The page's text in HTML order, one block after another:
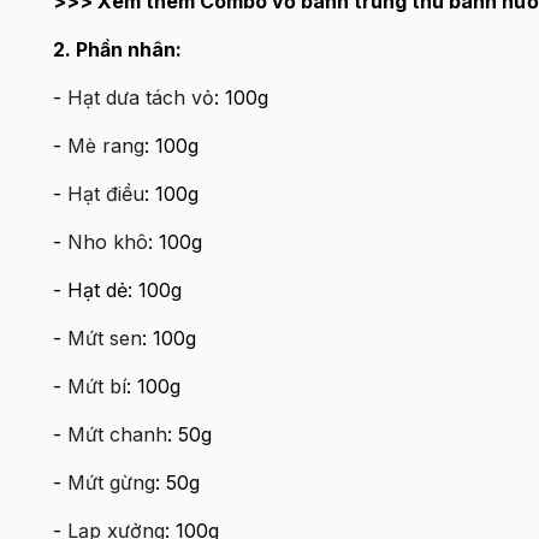
2. Phần nhân:
- Hạt dưa tách vỏ: 100g
- Mè rang: 100g
- Hạt điều: 100g
- Nho khô: 100g
- Hạt dẻ: 100g
- Mứt sen: 100g
- Mứt bí: 100g
- Mứt chanh: 50g
- Mứt gừng: 50g
- Lạp xưởng: 100g